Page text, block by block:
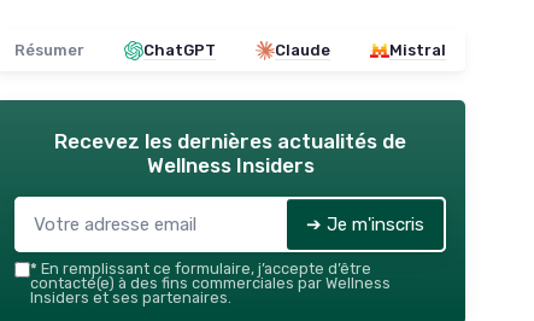
Résumer ChatGPT Claude Mistral
Recevez les dernières actualités de
Wellness Insiders
➔ Je m'inscris
* En remplissant ce formulaire, j’accepte d’être
contacté(e) à des fins commerciales par Wellness
Insiders et ses partenaires.